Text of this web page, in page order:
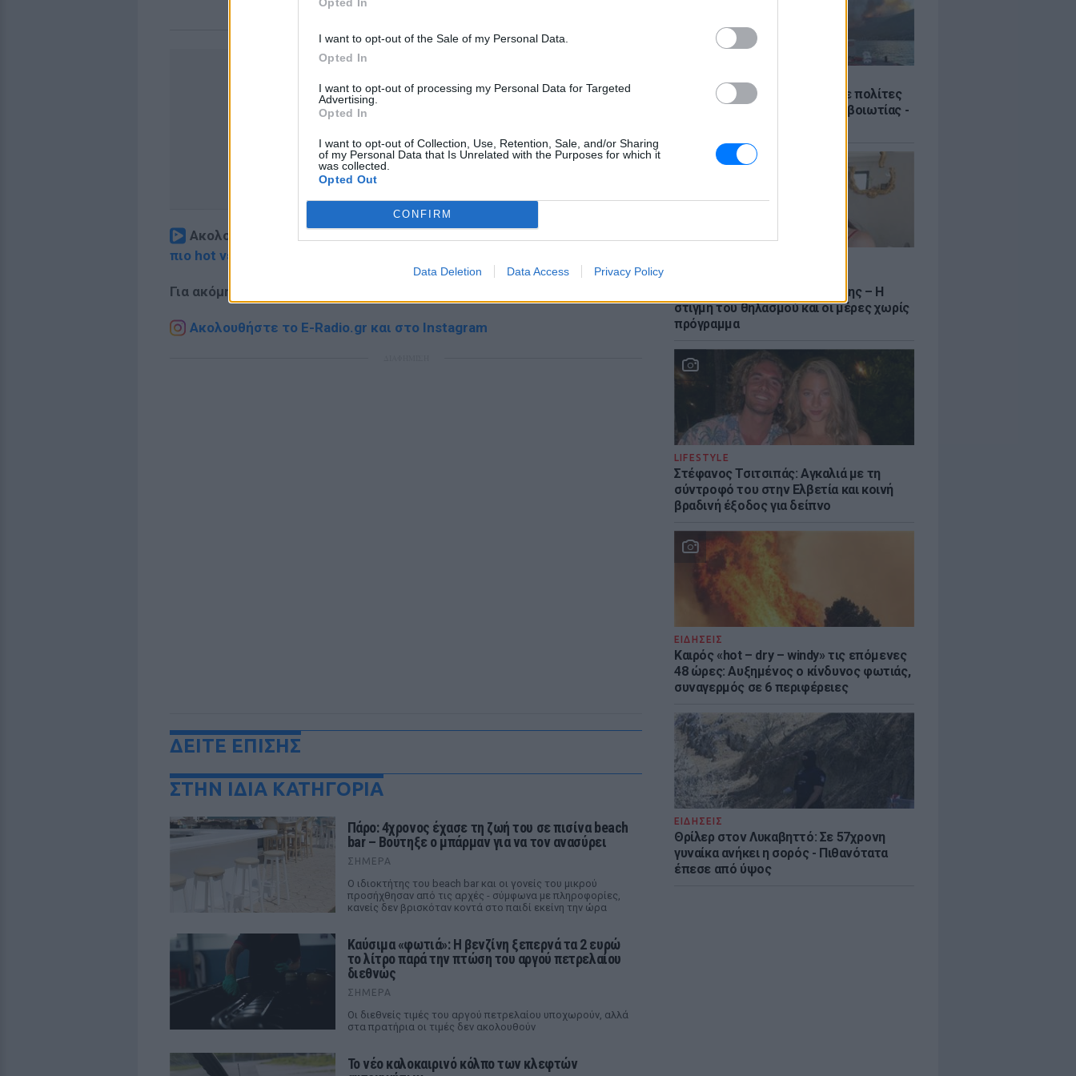
I want to opt-out of the Sale of my Personal Data.
Opted In
I want to opt-out of processing my Personal Data for Targeted
Advertising.
Opted In
I want to opt-out of Collection, Use, Retention, Sale, and/or Sharing
of my Personal Data that Is Unrelated with the Purposes for which it
was collected.
Opted Out
CONFIRM
Data Deletion Data Access Privacy Policy
Πώς η Πυροσβεστική διέσωσε πολίτες
στη μεγάλη φωτιά της Αττικοβοιωτίας -
φωτογραφίες με τους γιους της – Η
στιγμή του θηλασμού και οι μέρες χωρίς
πρόγραμμα
LIFESTYLE
Στέφανος Τσιτσιπάς: Αγκαλιά με τη
σύντροφό του στην Ελβετία και κοινή
βραδινή έξοδος για δείπνο
ΕΙΔΗΣΕΙΣ
Καιρός «hot – dry – windy» τις επόμενες
48 ώρες: Αυξημένος ο κίνδυνος φωτιάς,
συναγερμός σε 6 περιφέρειες
ΕΙΔΗΣΕΙΣ
Θρίλερ στον Λυκαβηττό: Σε 57χρονη
γυναίκα ανήκει η σορός - Πιθανότατα
έπεσε από ύψος
Ακολουθήστε το E-Radio.gr στο
πιο hot νέα
Για ακόμη περισσότερα
Ακολουθήστε το E-Radio.gr και στο Instagram
ΔΕΙΤΕ ΕΠΙΣΗΣ
ΣΤΗΝ ΙΔΙΑ ΚΑΤΗΓΟΡΙΑ
Πάρο: 4χρονος έχασε τη ζωή του σε πισίνα beach
bar – Βούτηξε ο μπάρμαν για να τον ανασύρει
ΣΉΜΕΡΑ
Ο ιδιοκτήτης του beach bar και οι γονείς του μικρού
προσήχθησαν από τις αρχές - σύμφωνα με πληροφορίες,
κανείς δεν βρισκόταν κοντά στο παιδί εκείνη την ώρα
Καύσιμα «φωτιά»: Η βενζίνη ξεπερνά τα 2 ευρώ
το λίτρο παρά την πτώση του αργού πετρελαίου
διεθνώς
ΣΉΜΕΡΑ
Οι διεθνείς τιμές του αργού πετρελαίου υποχωρούν, αλλά
στα πρατήρια οι τιμές δεν ακολουθούν
Το νέο καλοκαιρινό κόλπο των κλεφτών